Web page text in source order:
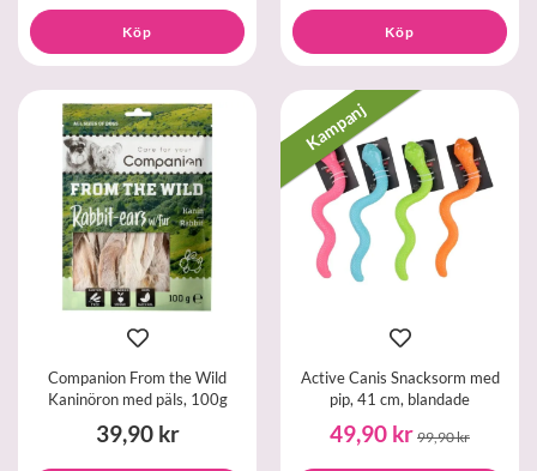
Köp Köp
Companion From the Wild
Kaninöron med päls, 100g
39,90 kr
Kampanj
Active Canis Snacksorm med
pip, 41 cm, blandade
49,90 kr 99,90 kr